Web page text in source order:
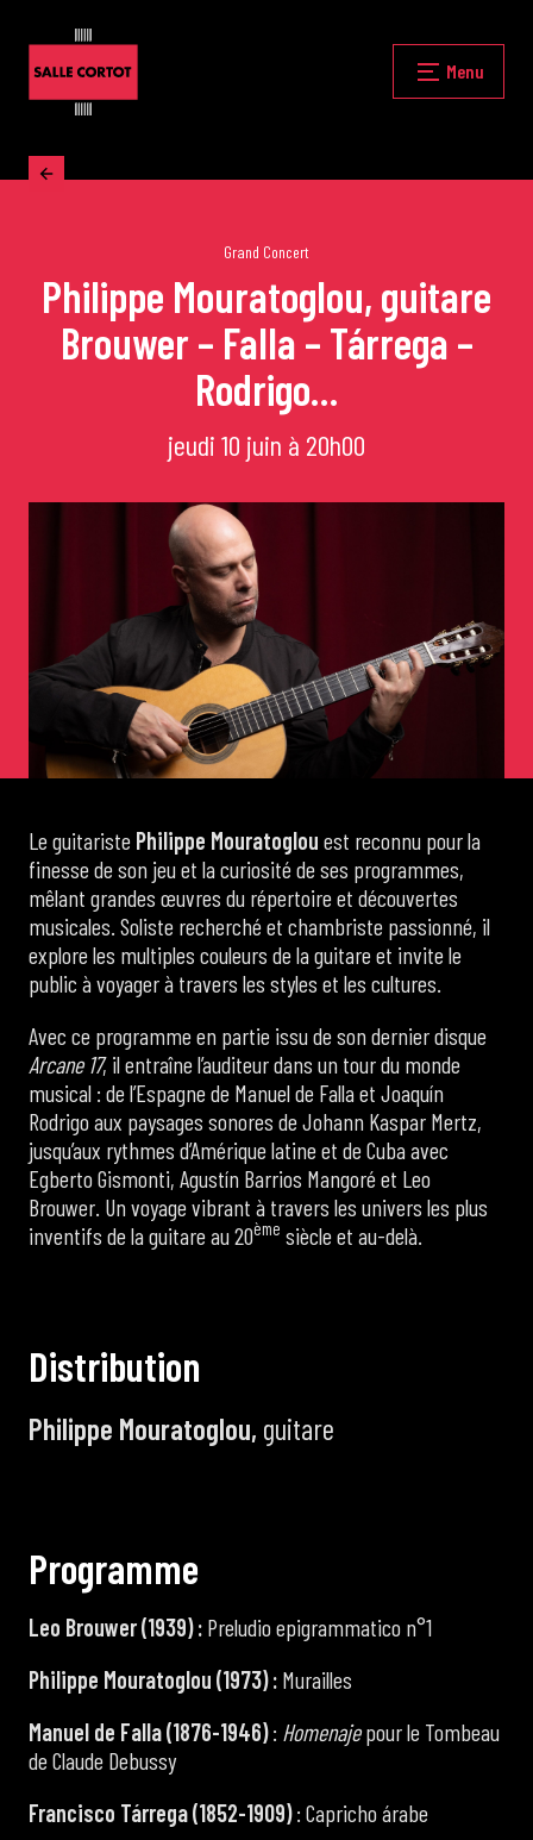
Fermer
Accueil
La programmation
Les grands concerts
Les Masterclasses
Les Rencontres Musicales
de Cortot
Concerts de midi et demi
Scolaires / Pass Culture
La salle
L’événementiel
Les contacts
Menu
Grand Concert
Philippe Mouratoglou, guitare
Brouwer – Falla – Tárrega –
Rodrigo…
jeudi 10 juin à 20h00
Le guitariste Philippe Mouratoglou est reconnu pour la
finesse de son jeu et la curiosité de ses programmes,
mêlant grandes œuvres du répertoire et découvertes
musicales. Soliste recherché et chambriste passionné, il
explore les multiples couleurs de la guitare et invite le
public à voyager à travers les styles et les cultures.
Avec ce programme en partie issu de son dernier disque
Arcane 17, il entraîne l’auditeur dans un tour du monde
musical : de l’Espagne de Manuel de Falla et Joaquín
Rodrigo aux paysages sonores de Johann Kaspar Mertz,
jusqu’aux rythmes d’Amérique latine et de Cuba avec
Egberto Gismonti, Agustín Barrios Mangoré et Leo
Brouwer. Un voyage vibrant à travers les univers les plus
inventifs de la guitare au 20ème siècle et au-delà.
Distribution
Philippe Mouratoglou, guitare
Programme
Leo Brouwer (1939) : Preludio epigrammatico n°1
Philippe Mouratoglou (1973) : Murailles
Manuel de Falla (1876-1946): Homenajepour le Tombeau
de Claude Debussy
Francisco Tárrega (1852-1909): Capricho árabe